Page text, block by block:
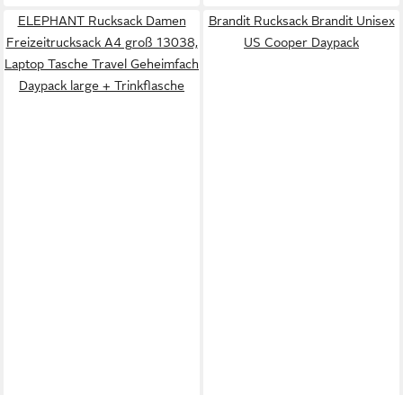
ELEPHANT Rucksack Damen
Freizeitrucksack A4 groß 13038,
Laptop Tasche Travel Geheimfach
Daypack large + Trinkflasche
Brandit Rucksack Brandit Unisex
US Cooper Daypack